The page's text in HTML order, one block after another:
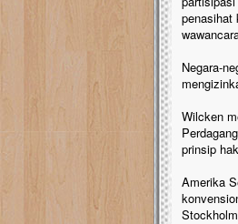
penasihat
Negara-
Wilcken
prinsip
Amerika